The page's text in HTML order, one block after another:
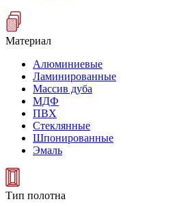
Материал
Алюминиевые
Ламинированные
Массив дуба
МДФ
ПВХ
Стеклянные
Шпонированные
Эмаль
Тип полотна